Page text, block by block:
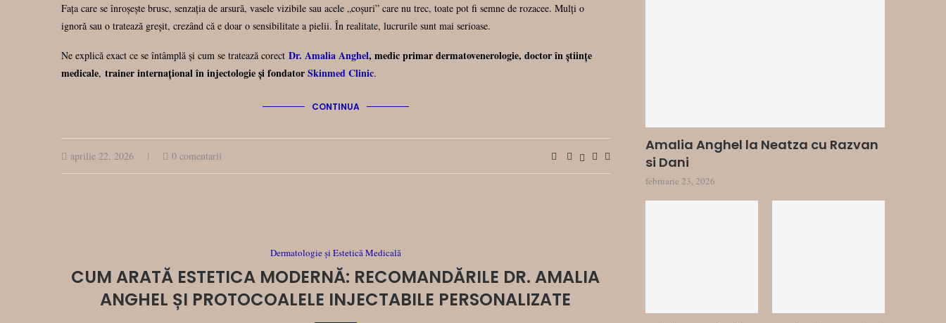
Fața care se înroșește brusc, senzația de arsură, vasele vizibile sau acele „coșuri” care nu trec, toate pot fi semne de rozacee. Mulți o
ignoră sau o tratează greșit, crezând că e doar o sensibilitate a pielii. În realitate, lucrurile sunt mai serioase.
Ne explică exact ce se întâmplă și cum se tratează corect Dr. Amalia Anghel, medic primar dermatovenerologie, doctor în științe
medicale, trainer internațional în injectologie și fondatorSkinmed Clinic.
CONTINUA
aprilie 22, 2026 0 comentarii
Dermatologie și Estetică Medicală
CUM ARATĂ ESTETICA MODERNĂ: RECOMANDĂRILE DR. AMALIA
ANGHEL ȘI PROTOCOALELE INJECTABILE PERSONALIZATE
Amalia Anghel la Neatza cu Razvan
si Dani
februarie 23, 2026